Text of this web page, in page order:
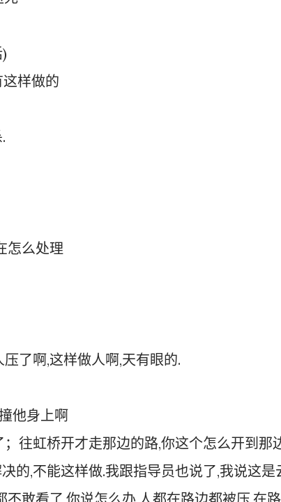
样做的
怎么处理
了啊,这样做人啊,天有眼的.
他身上啊
往虹桥开才走那边的路,你这个怎么开到那
的,不能这样做.我跟指导员也说了,我说这是